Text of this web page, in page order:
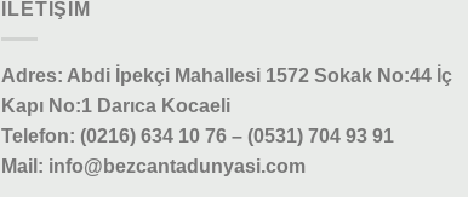
ILETIŞIM
Adres: Abdi İpekçi Mahallesi 1572 Sokak No:44 İç
Kapı No:1 Darıca Kocaeli
Telefon: (0216) 634 10 76 – (0531) 704 93 91
Mail: info@bezcantadunyasi.com